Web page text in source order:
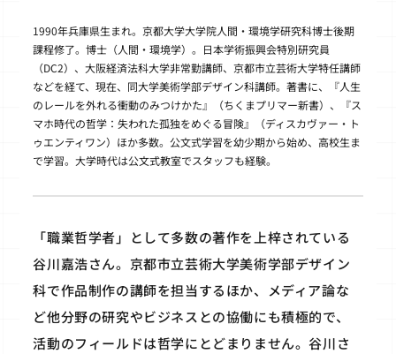
1990年兵庫県生まれ。京都大学大学院人間・環境学研究科博士後期
課程修了。博士（人間・環境学）。日本学術振興会特別研究員
（DC2）、大阪経済法科大学非常勤講師、京都市立芸術大学特任講師
などを経て、現在、同大学美術学部デザイン科講師。著書に、『人生
のレールを外れる衝動のみつけかた』（ちくまプリマー新書）、『ス
マホ時代の哲学：失われた孤独をめぐる冒険』（ディスカヴァー・ト
ゥエンティワン）ほか多数。公文式学習を幼少期から始め、高校生ま
で学習。大学時代は公文式教室でスタッフも経験。
「職業哲学者」として多数の著作を上梓されている
谷川嘉浩さん。京都市立芸術大学美術学部デザイン
科で作品制作の講師を担当するほか、メディア論な
ど他分野の研究やビジネスとの協働にも積極的で、
活動のフィールドは哲学にとどまりません。谷川さ